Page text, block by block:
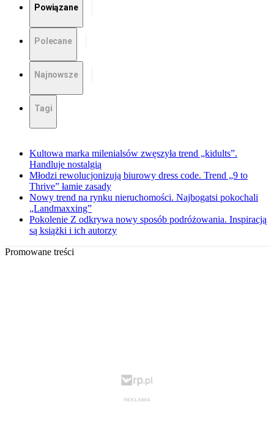
Powiązane
Polecane
Najnowsze
Tagi
Kultowa marka milenialsów zwęszyła trend „kidults”.
Handluje nostalgią
Młodzi rewolucjonizują biurowy dress code. Trend „9 to
Thrive” łamie zasady
Nowy trend na rynku nieruchomości. Najbogatsi pokochali
„Landmaxxing”
Pokolenie Z odkrywa nowy sposób podróżowania. Inspiracją
są książki i ich autorzy
Promowane treści